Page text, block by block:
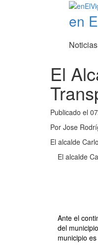
en
El
Publicado el
Por Jose
El alcalde
El alcalde
Ante el
del
municipio